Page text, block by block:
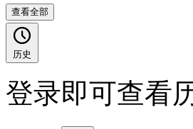
查看全部
历史
登录即可查看